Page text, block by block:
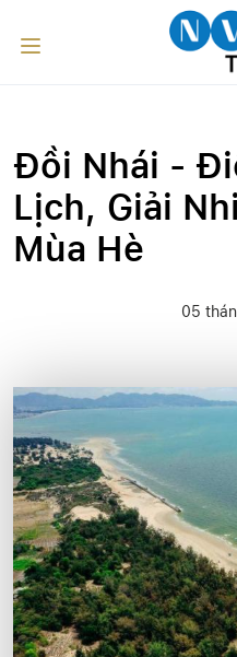
Đồi Nhái -
Lịch, Giải
Mùa Hè
05